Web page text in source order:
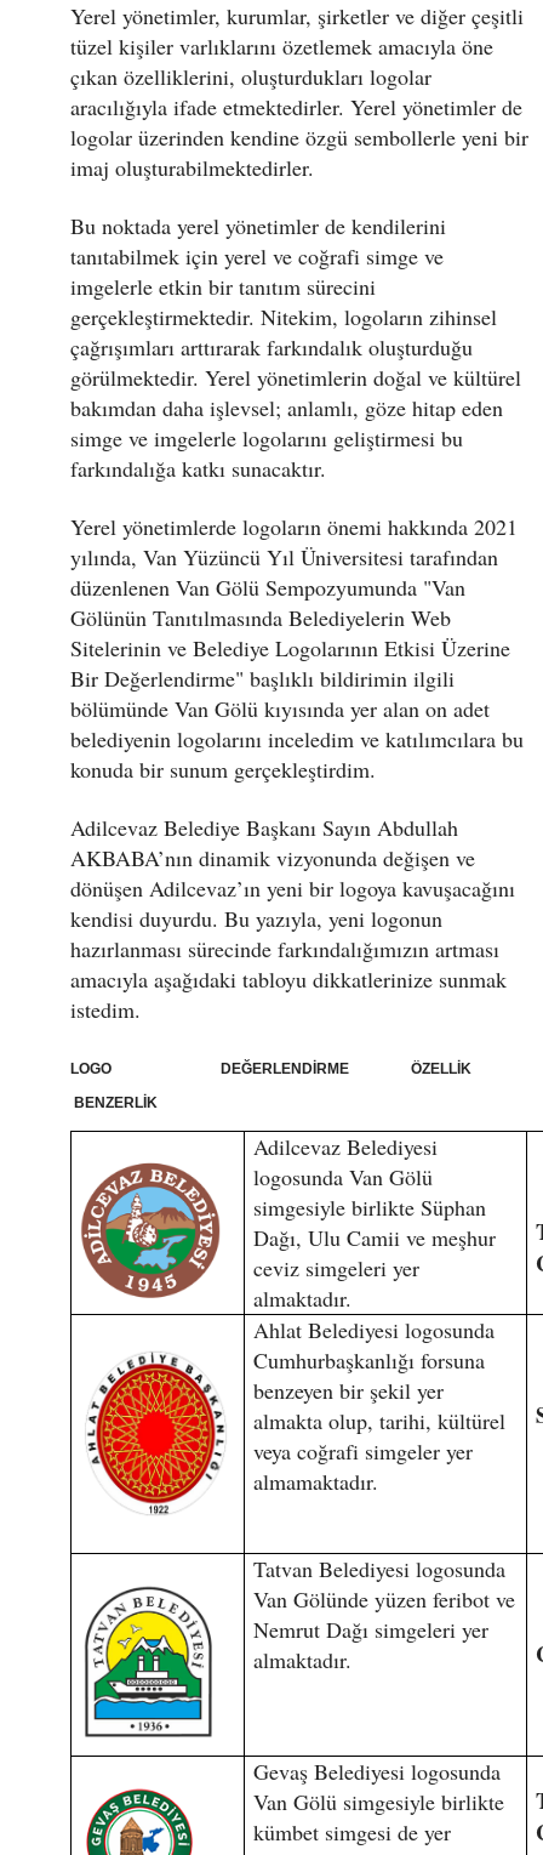
Yerel yönetimler, kurumlar, şirketler ve diğer çeşitli
tüzel kişiler varlıklarını özetlemek amacıyla öne
çıkan özelliklerini, oluşturdukları logolar
aracılığıyla ifade etmektedirler. Yerel yönetimler de
logolar üzerinden kendine özgü sembollerle yeni bir
imaj oluşturabilmektedirler.
Bu noktada yerel yönetimler de kendilerini
tanıtabilmek için yerel ve coğrafi simge ve
imgelerle etkin bir tanıtım sürecini
gerçekleştirmektedir. Nitekim, logoların zihinsel
çağrışımları arttırarak farkındalık oluşturduğu
görülmektedir. Yerel yönetimlerin doğal ve kültürel
bakımdan daha işlevsel; anlamlı, göze hitap eden
simge ve imgelerle logolarını geliştirmesi bu
farkındalığa katkı sunacaktır.
Yerel yönetimlerde logoların önemi hakkında 2021
yılında, Van Yüzüncü Yıl Üniversitesi tarafından
düzenlenen Van Gölü Sempozyumunda "Van
Gölünün Tanıtılmasında Belediyelerin Web
Sitelerinin ve Belediye Logolarının Etkisi Üzerine
Bir Değerlendirme" başlıklı bildirimin ilgili
bölümünde Van Gölü kıyısında yer alan on adet
belediyenin logolarını inceledim ve katılımcılara bu
konuda bir sunum gerçekleştirdim.
Adilcevaz Belediye Başkanı Sayın Abdullah
AKBABA’nın dinamik vizyonunda değişen ve
dönüşen Adilcevaz’ın yeni bir logoya kavuşacağını
kendisi duyurdu. Bu yazıyla, yeni logonun
hazırlanması sürecinde farkındalığımızın artması
amacıyla aşağıdaki tabloyu dikkatlerinize sunmak
istedim.
LOGO DEĞERLENDİRME ÖZELLİK
BENZERLİK
Adilcevaz Belediyesi
logosunda Van Gölü
simgesiyle birlikte Süphan
Dağı, Ulu Camii ve meşhur
ceviz simgeleri yer
almaktadır.
Ahlat Belediyesi logosunda
Cumhurbaşkanlığı forsuna
benzeyen bir şekil yer
almakta olup, tarihi, kültürel
veya coğrafi simgeler yer
almamaktadır.
Tatvan Belediyesi logosunda
Van Gölünde yüzen feribot ve
Nemrut Dağı simgeleri yer
almaktadır.
Gevaş Belediyesi logosunda
Van Gölü simgesiyle birlikte
kümbet simgesi de yer